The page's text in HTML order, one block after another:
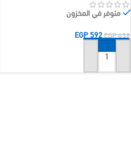
متوفر في المخزون
EGP658
EGP592
إضافة إلى السلة